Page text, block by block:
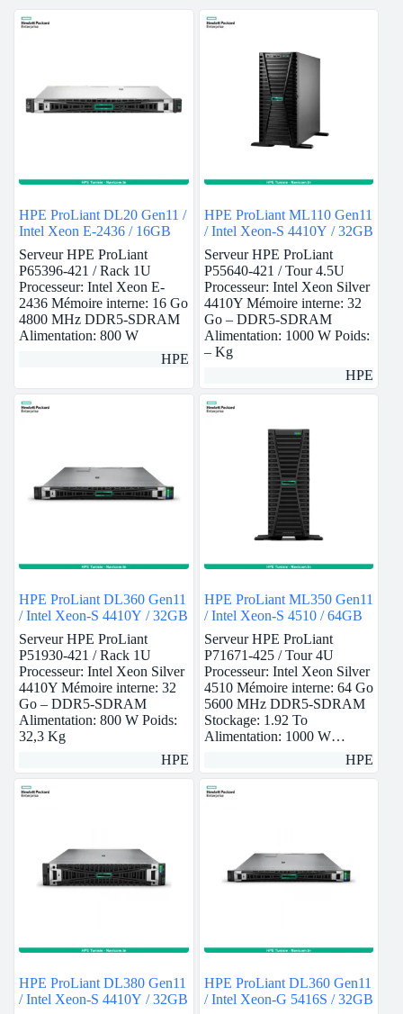
HPE ProLiant DL20 Gen11 /
Intel Xeon E-2436 / 16GB
Serveur HPE ProLiant
P65396-421 / Rack 1U
Processeur: Intel Xeon E-
2436 Mémoire interne: 16 Go
4800 MHz DDR5-SDRAM
Alimentation: 800 W
HPE
HPE ProLiant ML110 Gen11
/ Intel Xeon-S 4410Y / 32GB
Serveur HPE ProLiant
P55640-421 / Tour 4.5U
Processeur: Intel Xeon Silver
4410Y Mémoire interne: 32
Go – DDR5-SDRAM
Alimentation: 1000 W Poids:
– Kg
HPE
HPE ProLiant DL360 Gen11
/ Intel Xeon-S 4410Y / 32GB
Serveur HPE ProLiant
P51930-421 / Rack 1U
Processeur: Intel Xeon Silver
4410Y Mémoire interne: 32
Go – DDR5-SDRAM
Alimentation: 800 W Poids:
32,3 Kg
HPE
HPE ProLiant ML350 Gen11
/ Intel Xeon-S 4510 / 64GB
Serveur HPE ProLiant
P71671-425 / Tour 4U
Processeur: Intel Xeon Silver
4510 Mémoire interne: 64 Go
5600 MHz DDR5-SDRAM
Stockage: 1.92 To
Alimentation: 1000 W…
HPE
HPE ProLiant DL380 Gen11
/ Intel Xeon-S 4410Y / 32GB
HPE ProLiant DL360 Gen11
/ Intel Xeon-G 5416S / 32GB